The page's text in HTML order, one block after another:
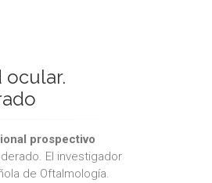
ocular.
prospectivo
El investigador
de Oftalmología.